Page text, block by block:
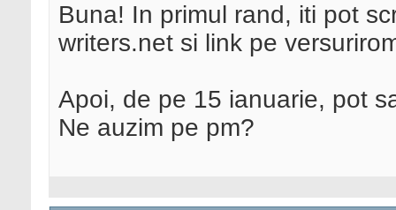
Buna! In primul rand, iti pot
writers.net si link pe
Apoi, de pe 15 ianuarie, pot
Ne auzim pe pm?